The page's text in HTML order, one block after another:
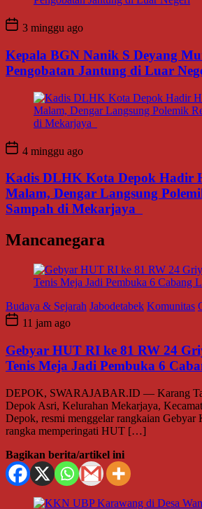
3 minggu ago
Kepala BGN Nanik S Deyang
Pengobatan Jantung di Luar
4 minggu ago
Kadis DLHK Kota Depok Hadir
Malam, Dengar Langsung
Sampah di Mekarjaya
Mancanegara
Budaya & Sejarah Jabodetabek Komunitas
11 jam ago
Gebyar HUT RI ke 81 RW 24
Tenis Meja Jadi Pembuka 6
DEPOK, SWARAJABAR.ID — Karang
Depok Asri, Kelurahan Mekarjaya,
Depok, resmi menggelar rangkaian Gebyar
rangka memperingati HUT […]
Bagikan berita/artikel ini